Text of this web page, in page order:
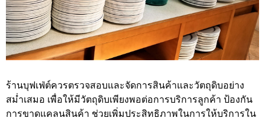
ร้านบุฟเฟ่ต์ควรตรวจสอบและจัดการสินค้าและวัตถุดิบอย่าง
สม่ำเสมอ เพื่อให้มีวัตถุดิบเพียงพอต่อการบริการลูกค้า ป้องกัน
การขาดแคลนสินค้า ช่วยเพิ่มประสิทธิภาพในการให้บริการใน